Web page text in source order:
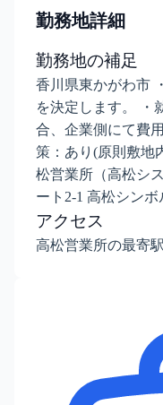
勤務地詳細
勤務地の補足
香川県東かがわ市
を決定します。 ・
合、企業側にて費
策：あり(原則敷地
松営業所（高松シ
ート2-1 高松シンボ
アクセス
高松営業所の最寄